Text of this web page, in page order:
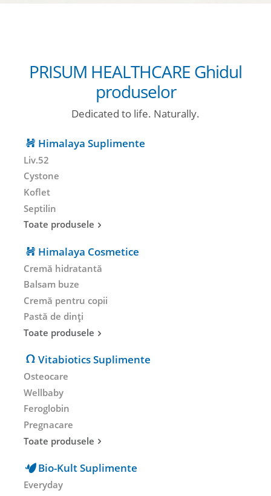
PRISUM HEALTHCARE Ghidul
produselor
Dedicated to life. Naturally.
Himalaya Suplimente
Liv.52
Cystone
Koflet
Septilin
Toate produsele
Himalaya Cosmetice
Cremă hidratantă
Balsam buze
Cremă pentru copii
Pastă de dinți
Toate produsele
Vitabiotics Suplimente
Osteocare
Wellbaby
Feroglobin
Pregnacare
Toate produsele
Bio-Kult Suplimente
Everyday